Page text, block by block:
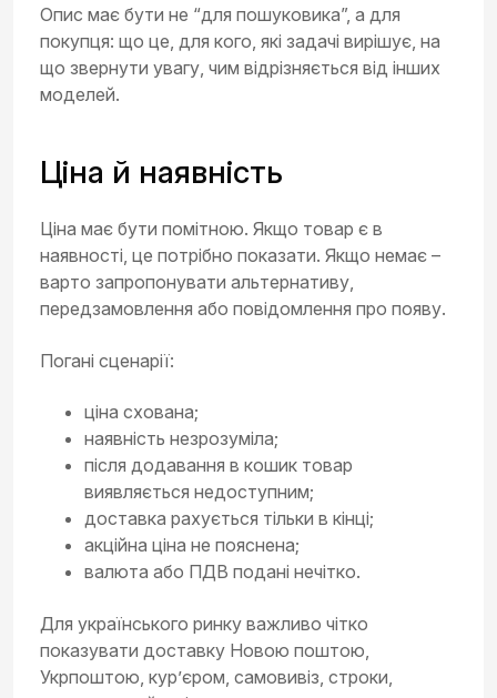
Опис має бути не “для пошуковика”, а для
покупця: що це, для кого, які задачі вирішує, на
що звернути увагу, чим відрізняється від інших
моделей.
Ціна й наявність
Ціна має бути помітною. Якщо товар є в
наявності, це потрібно показати. Якщо немає –
варто запропонувати альтернативу,
передзамовлення або повідомлення про появу.
Погані сценарії:
ціна схована;
наявність незрозуміла;
після додавання в кошик товар
виявляється недоступним;
доставка рахується тільки в кінці;
акційна ціна не пояснена;
валюта або ПДВ подані нечітко.
Для українського ринку важливо чітко
показувати доставку Новою поштою,
Укрпоштою, кур’єром, самовивіз, строки,